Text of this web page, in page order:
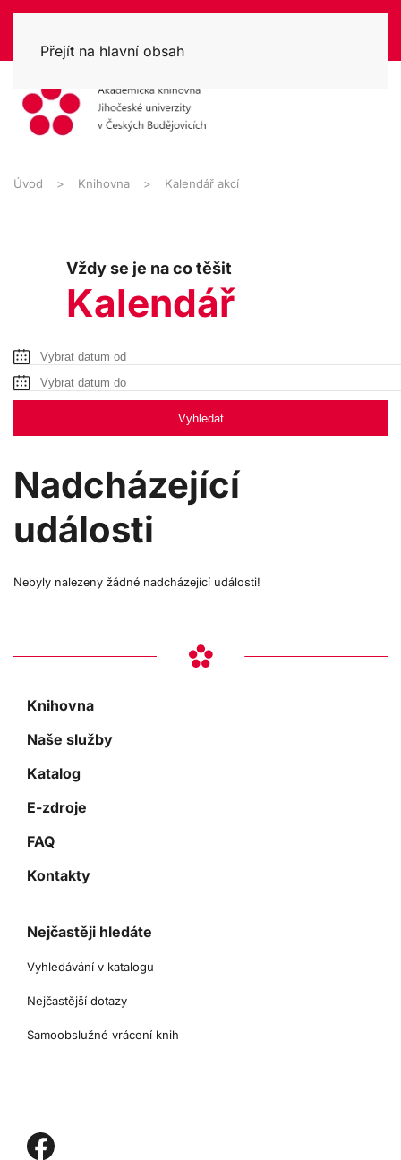
Přejít na hlavní obsah
Úvod Knihovna Kalendář akcí
Vždy se je na co těšit
Kalendář
Vyhledat
Nadcházející
události
Nebyly nalezeny žádné nadcházející události!
Knihovna
Naše služby
Katalog
E-zdroje
FAQ
Kontakty
Nejčastěji hledáte
Vyhledávání v katalogu
Nejčastější dotazy
Samoobslužné vrácení knih